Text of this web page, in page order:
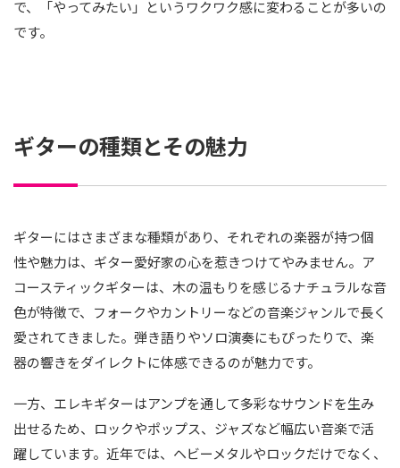
で、「やってみたい」というワクワク感に変わることが多いの
です。
ギターの種類とその魅力
ギターにはさまざまな種類があり、それぞれの楽器が持つ個
性や魅力は、ギター愛好家の心を惹きつけてやみません。ア
コースティックギターは、木の温もりを感じるナチュラルな音
色が特徴で、フォークやカントリーなどの音楽ジャンルで長く
愛されてきました。弾き語りやソロ演奏にもぴったりで、楽
器の響きをダイレクトに体感できるのが魅力です。
一方、エレキギターはアンプを通して多彩なサウンドを生み
出せるため、ロックやポップス、ジャズなど幅広い音楽で活
躍しています。近年では、ヘビーメタルやロックだけでなく、